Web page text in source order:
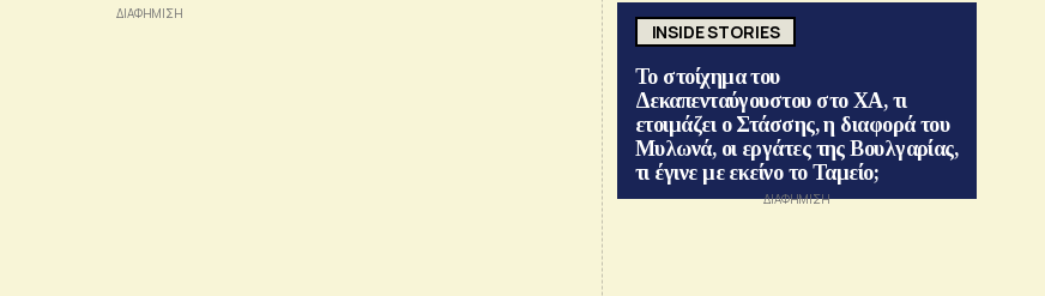
INSIDE STORIES
Το στοίχημα του
Δεκαπενταύγουστου στο ΧΑ, τι
ετοιμάζει ο Στάσσης, η διαφορά του
Μυλωνά, οι εργάτες της Βουλγαρίας,
τι έγινε με εκείνο το Ταμείο;